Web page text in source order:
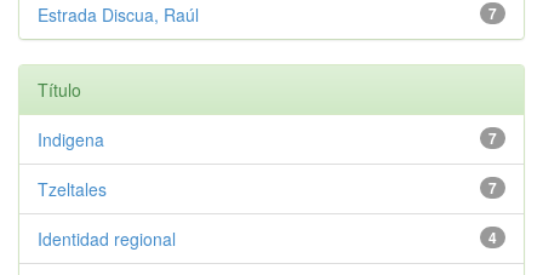
7
Estrada Discua, Raúl
Título
7
Indigena
7
Tzeltales
4
Identidad regional